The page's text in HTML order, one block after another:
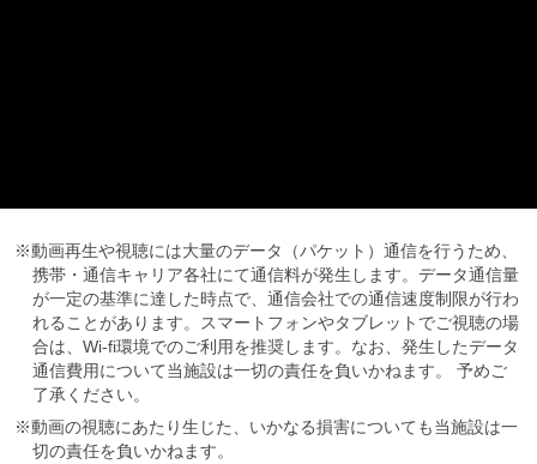
※動画再生や視聴には大量のデータ（パケット）通信を行うため、
携帯・通信キャリア各社にて通信料が発生します。データ通信量
が一定の基準に達した時点で、通信会社での通信速度制限が行わ
れることがあります。スマートフォンやタブレットでご視聴の場
合は、Wi-fi環境でのご利用を推奨します。なお、発生したデータ
通信費用について当施設は一切の責任を負いかねます。 予めご
了承ください。
※動画の視聴にあたり生じた、いかなる損害についても当施設は一
切の責任を負いかねます。